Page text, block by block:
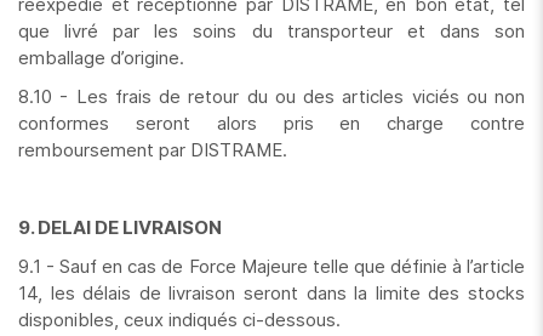
que livré par les soins du transporteur et dans son
emballage d’origine.
8.10 - Les frais de retour du ou des articles viciés ou non
conformes seront alors pris en charge contre
remboursement par DISTRAME.
9. DELAI DE LIVRAISON
9.1 - Sauf en cas de Force Majeure telle que définie à l’article
14, les délais de livraison seront dans la limite des stocks
disponibles, ceux indiqués ci-dessous.